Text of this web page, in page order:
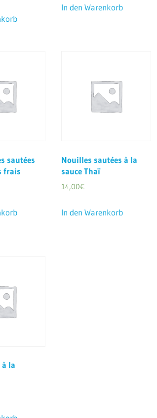
In den Warenkorb
sautées
frais
Nouilles sautées à la
sauce Thaï
14,00€
In den Warenkorb
la